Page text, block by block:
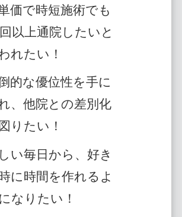
価で時短施術でも
以上通院したいと
れたい！
的な優位性を手に
、他院との差別化
りたい！
い毎日から、好き
に時間を作れるよ
なりたい！